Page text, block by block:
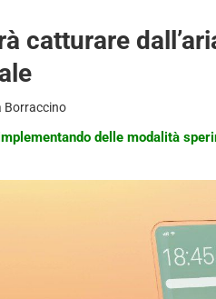
catturare
Borraccino
delle modalità